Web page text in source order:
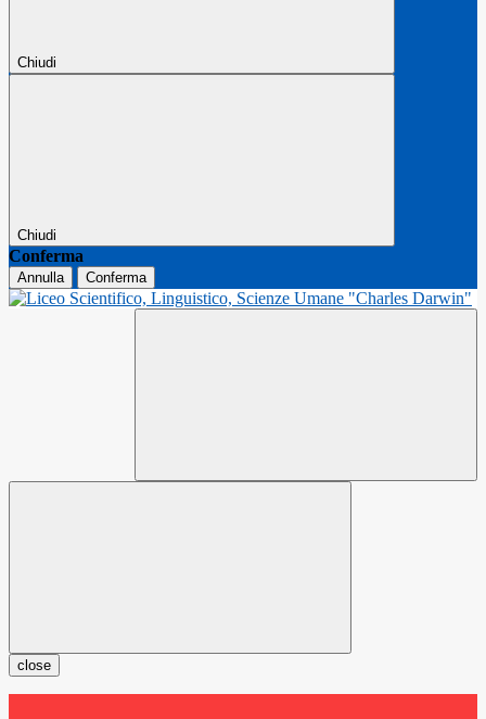
Chiudi
Chiudi
Conferma
Annulla Conferma
close